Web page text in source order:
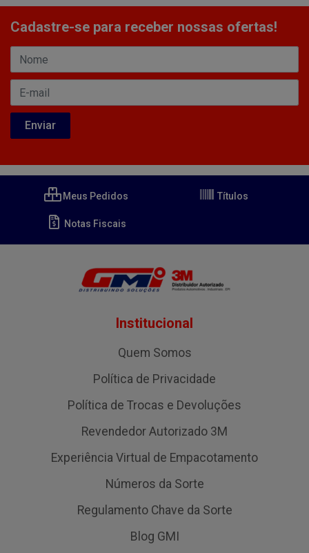
Cadastre-se para receber nossas ofertas!
Meus Pedidos Títulos
Notas Fiscais
Institucional
Quem Somos
Política de Privacidade
Política de Trocas e Devoluções
Revendedor Autorizado 3M
Experiência Virtual de Empacotamento
Números da Sorte
Regulamento Chave da Sorte
Blog GMI